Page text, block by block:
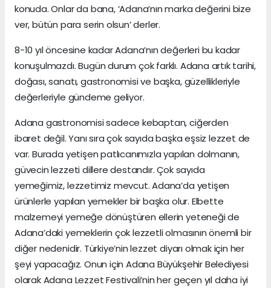
konuda. Onlar da bana, ‘Adana’nın marka değerini bize
ver, bütün para serin olsun’ derler.
8-10 yıl öncesine kadar Adana’nın değerleri bu kadar
konuşulmazdı. Bugün durum çok farklı. Adana artık tarihi,
doğası, sanatı, gastronomisi ve başka, güzellikleriyle
değerleriyle gündeme geliyor.
Adana gastronomisi sadece kebaptan, ciğerden
ibaret değil. Yanı sıra çok sayıda başka eşsiz lezzet de
var. Burada yetişen patlıcanımızla yapılan dolmanın,
güvecin lezzeti dillere destandır. Çok sayıda
yemeğimiz, lezzetimiz mevcut. Adana’da yetişen
ürünlerle yapılan yemekler bir başka olur. Elbette
malzemeyi yemeğe dönüştüren ellerin yeteneği de
Adana’daki yemeklerin çok lezzetli olmasının önemli bir
diğer nedenidir. Türkiye’nin lezzet diyarı olmak için her
şeyi yapacağız. Onun için Adana Büyükşehir Belediyesi
olarak Adana Lezzet Festivali’nin her geçen yıl daha iyi